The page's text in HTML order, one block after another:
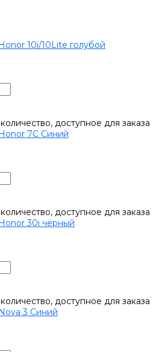
10i/10Lite голубой
доступное для заказа
7C Синий
доступное для заказа
30i чёрный
доступное для заказа
3 Синий